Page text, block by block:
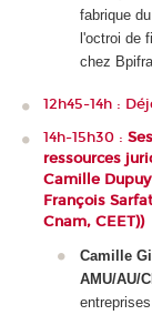
fabrique
l'octroi de
chez
12h45-14h :
14h-15h30 :
ressources
Camille
François
Cnam, CEET))
Camille
AMU/AU/